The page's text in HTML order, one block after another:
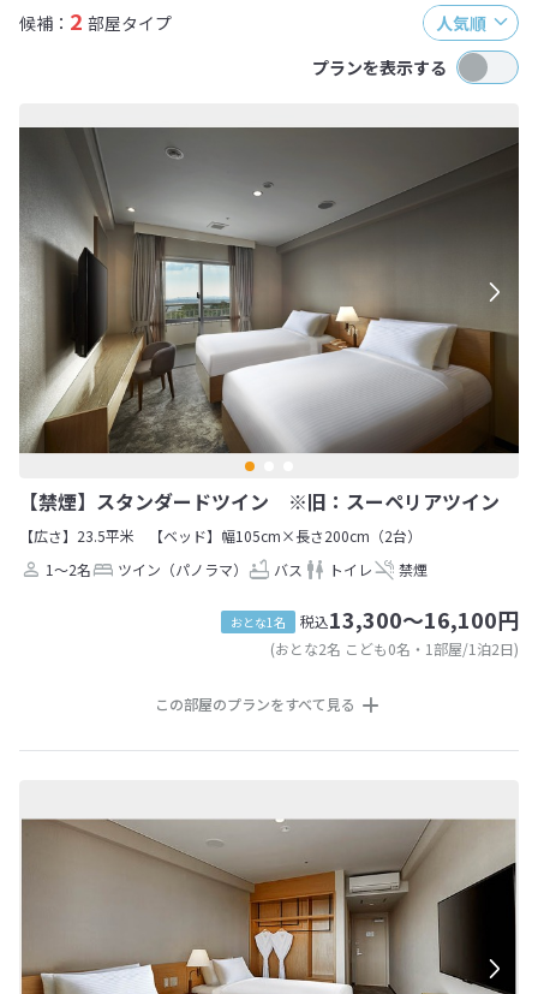
候補： 2 部屋タイプ
人気順
プランを表示する
【禁煙】スタンダードツイン ※旧：スーペリアツイン
【広さ】23.5平米
【ベッド】幅105cm×長さ200cm（2台）
1～2名
ツイン（パノラマ） バス トイレ 禁煙
おとな1名 税込13,300～16,100円
(おとな2名 こども0名・1部屋/1泊2日)
この部屋のプランをすべて見る